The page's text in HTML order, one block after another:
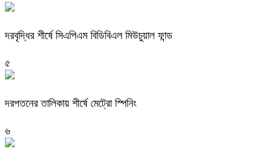
দরবৃদ্ধির শীর্ষে সিএপিএম বিডিবিএল মিউচুয়াল ফান্ড
৫
দরপতনের তালিকায় শীর্ষে মেট্রো স্পিনিং
৬